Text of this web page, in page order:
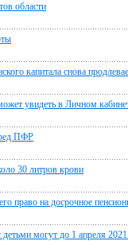
области
капитала снова
увидеть в Личном
ПФР
30 литров крови
право на досрочное
могут до 1 апреля